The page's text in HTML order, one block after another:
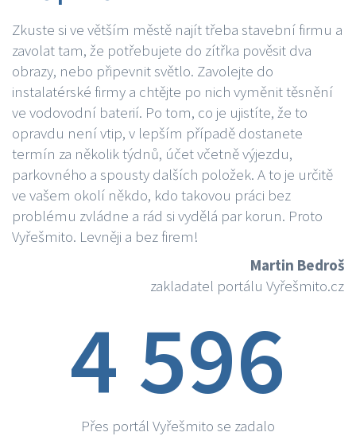
Zkuste si ve větším městě najít třeba stavební firmu a
zavolat tam, že potřebujete do zítřka pověsit dva
obrazy, nebo připevnit světlo. Zavolejte do
instalatérské firmy a chtějte po nich vyměnit těsnění
ve vodovodní baterií. Po tom, co je ujistíte, že to
opravdu není vtip, v lepším případě dostanete
termín za několik týdnů, účet včetně výjezdu,
parkovného a spousty dalších položek. A to je určitě
ve vašem okolí někdo, kdo takovou práci bez
problému zvládne a rád si vydělá par korun. Proto
Vyřešmito. Levněji a bez firem!
Martin Bedroš
zakladatel portálu Vyřešmito.cz
4 596
Přes portál Vyřešmito se zadalo